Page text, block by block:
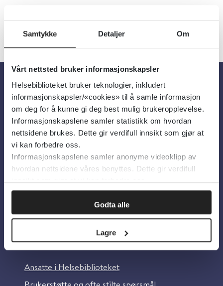
Samtykke Detaljer Om
Vårt nettsted bruker informasjonskapsler
Helsebiblioteket bruker teknologier, inkludert
informasjonskapsler/«cookies» til å samle informasjon
om deg for å kunne gi deg best mulig brukeropplevelse.
Informasjonskapslene samler statistikk om hvordan
nettsidene brukes. Dette gir verdifull innsikt som gjør at
vi kan forbedre oss.
Informasjonskapslene samler anonyme videoklipp av
hvordan nettsidene våres benyttes. Dette gir verdifull
innsikt som gjør at vi kan forbedre oss.
Godta alle
Lagre
Om oss
Om Helsebiblioteket
Personvern og informasjonskapsler
Tilgjengelighetserklæring
Information in English
Ansatte i Helsebiblioteket